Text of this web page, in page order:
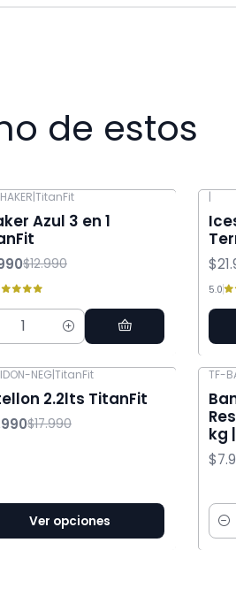
de estos
|TitanFit
Azul 3 en 1
$12.990
|
5.0
NEG|TitanFit
2.2lts TitanFit
$17.990
Ver opciones
TF-
kg